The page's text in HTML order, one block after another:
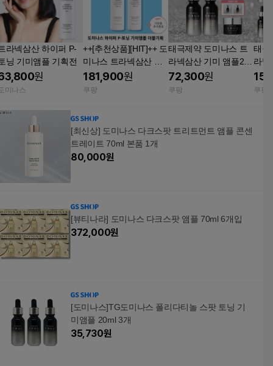
라넥삼산 하이퍼 P-
닝 기미앰플 기획전
원
미나스
++[추천상품][HIT]++ 도
미나스 트라넥삼산 하
이퍼 P-토닝 기미앰플
더블기획(+추가사은품)
181,900원
쿠팡
태극제약 도미나스 트
라넥삼산 기미 앰플2개
+ 아이크림 1개 + 앰플
72,300원
쿠팡
태극
라넥
개 +
l쿠팡
[최신상] 도미나스 다크스팟 트리트먼트 앰플 콘센
트레이트 70ml 본품 1개
80,000원
[뷰티나라] 도미나스 다크스팟 앰플 70ml 6개입
372,000원
[도미나스]TG도미나스 폴리다티놀 스팟 토닝 기
미앰플 20ml 3개
35,730원